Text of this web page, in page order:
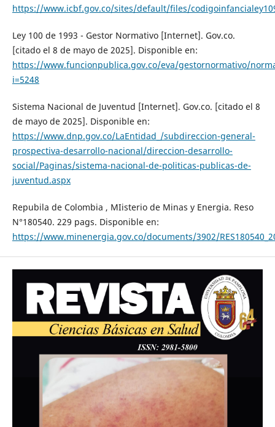
https://www.icbf.gov.co/sites/default/files/
Ley 100 de 1993 - Gestor Normativo [Internet]. Gov.co.
[citado el 8 de mayo de 2025]. Disponible en:
https://www.funcionpublica.gov.co/eva/gestornormativo/
i=5248
Sistema Nacional de Juventud [Internet]. Gov.co. [citado el 8
de mayo de 2025]. Disponible en:
https://www.dnp.gov.co/LaEntidad_/subdireccion-general-
prospectiva-desarrollo-nacional/direccion-desarrollo-
social/Paginas/sistema-nacional-de-politicas-publicas-de-
juventud.aspx
Repubila de Colombia , MIisterio de Minas y Energia. Reso
N°180540. 229 pags. Disponible en:
https://www.minenergia.gov.co/documents/3902/